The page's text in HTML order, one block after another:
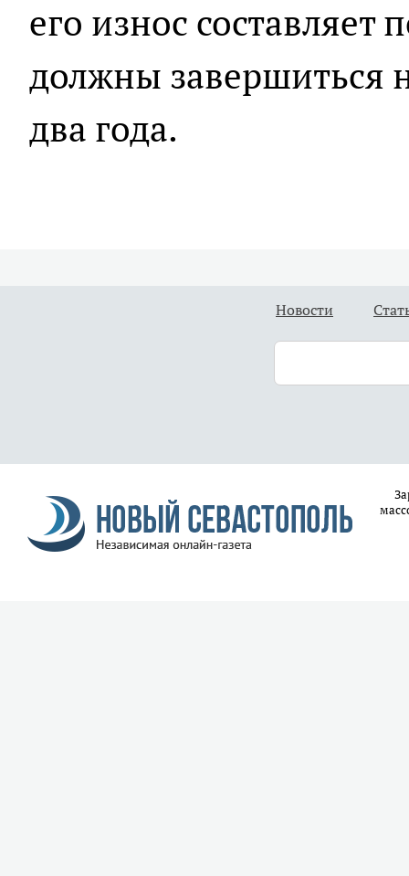
его износ составляет
должны завершиться
два года.
Новости